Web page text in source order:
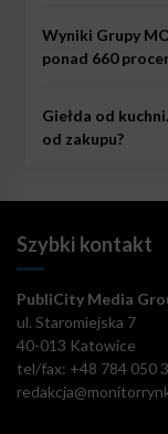
Wyniki Grupy
ponad 660
Giełda od
od zakupu?
Szybki kontakt
PubliCity Media
ul. Staromiejska 7
40-013 Katowice
tel/fax: +48 784 050